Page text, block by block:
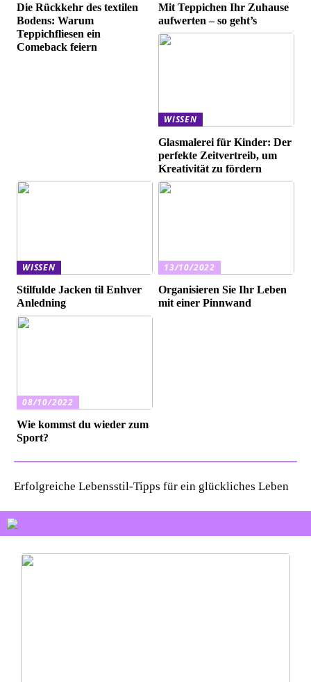
Die Rückkehr des textilen
Bodens: Warum
Teppichfliesen ein
Comeback feiern
Mit Teppichen Ihr Zuhause
aufwerten – so geht’s
WISSEN
Glasmalerei für Kinder: Der
perfekte Zeitvertreib, um
Kreativität zu fördern
WISSEN
Stilfulde Jacken til Enhver
Anledning
13/10/2022
Organisieren Sie Ihr Leben
mit einer Pinnwand
08/10/2022
Wie kommst du wieder zum
Sport?
Erfolgreiche Lebensstil-Tipps für ein glückliches Leben